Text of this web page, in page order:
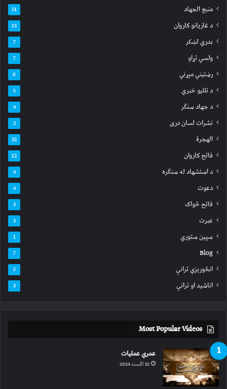
منبع الجهاد 51
د غازیانو کاروان 13
بدري لښکر 7
ولسي تړاو 7
رښتیني مېړني 6
د تللیو خبري 5
د جهاد سنګر 4
نشرات لسان دری 2
الهجرة 32
فاتح کاروان 12
د استشهاد له سنګره 4
دعوت 4
فاتح ځواک 3
عبرت 3
سپين ستوري 1
Blog
7
انځوریزي ترانې 5
اناشید او ترانې 3
Most Popular Videos
عمري عملیات
12 اگست 2024